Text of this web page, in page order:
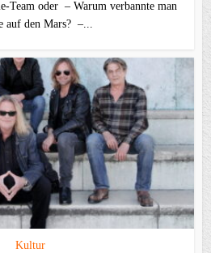
Team oder – Warum verbannte man
auf den Mars? –...
Kultur